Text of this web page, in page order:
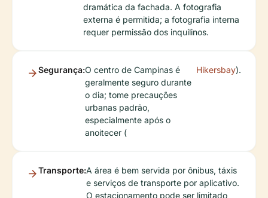
dramática da fachada. A fotografia
externa é permitida; a fotografia interna
requer permissão dos inquilinos.
Segurança:O centro de Campinas é
geralmente seguro durante
o dia; tome precauções
urbanas padrão,
especialmente após o
anoitecer (
Hikersbay).
Transporte:A área é bem servida por ônibus, táxis
e serviços de transporte por aplicativo.
O estacionamento pode ser limitado